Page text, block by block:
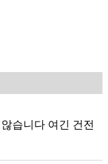
습니다 여긴 건전